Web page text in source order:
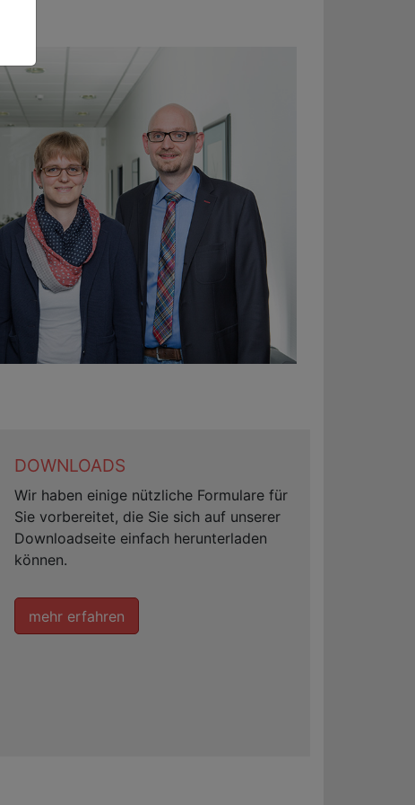
DOWNLOADS
Wir haben einige nützliche Formulare für
Sie vorbereitet, die Sie sich auf unserer
Downloadseite einfach herunterladen
können.
mehr erfahren